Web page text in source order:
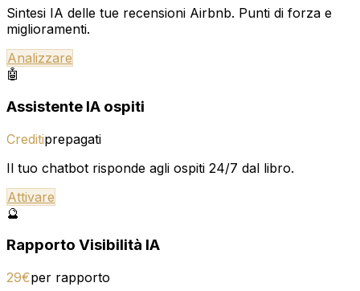
Sintesi IA delle tue recensioni Airbnb. Punti di forza e
miglioramenti.
Analizzare
🤖
Assistente IA ospiti
Creditiprepagati
Il tuo chatbot risponde agli ospiti 24/7 dal libro.
Attivare
🔮
Rapporto Visibilità IA
29€per rapporto